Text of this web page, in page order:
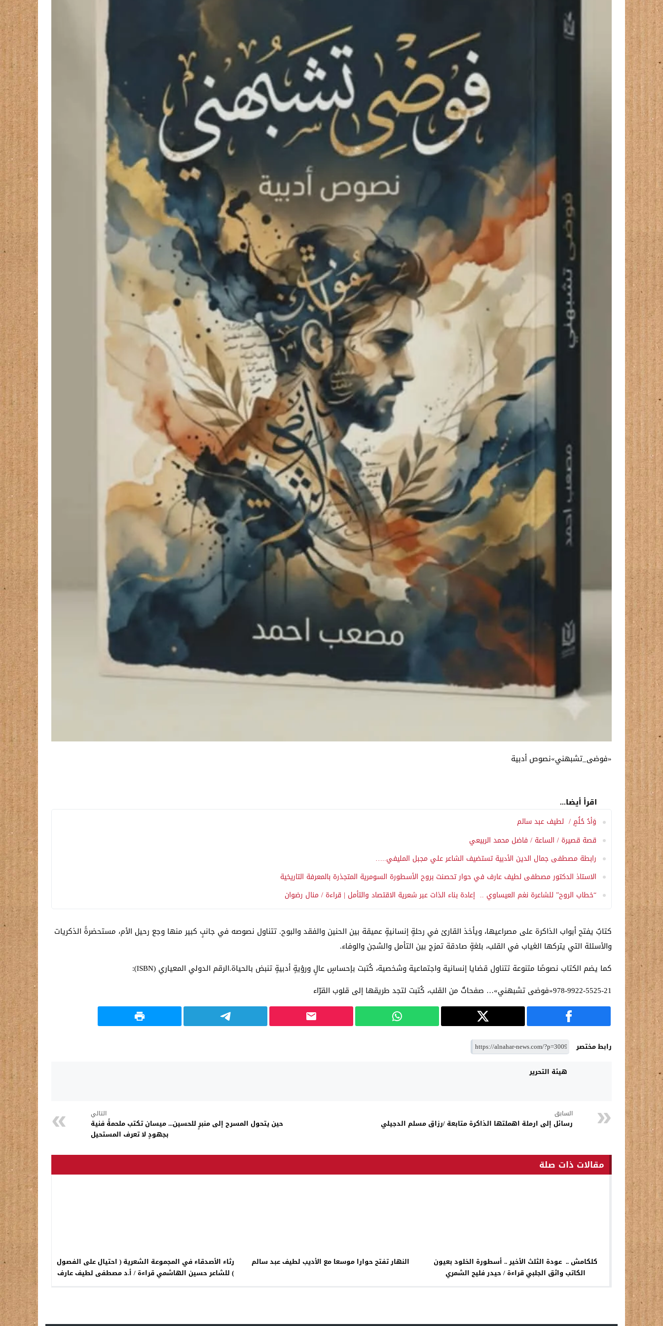
«فوضى_تشبهني»نصوص أدبية
اقرأ أيضا...
وَأدُ حُلُمٍ / لطيف عبد سالم
قصة قصيرة / الساعة / فاضل محمد الربيعي
رابطة مصطفى جمال الدين الأدبية تستضيف الشاعر علي مجبل المليفي..…
الاستاذ الدكتور مصطفى لطيف عارف في حوار تحصنت بروح الأسطورة السومرية المتجذرة بالمعرفة التاريخية
“خطاب الروح” للشاعرة نغم العيساوي .. إعادة بناء الذات عبر شعرية الاقتصاد والتأمل | قراءة / منال رضوان
كتابٌ يفتح أبواب الذاكرة على مصراعيها، ويأخذ القارئ في رحلةٍ إنسانيةٍ عميقة بين الحنين والفقد والبوح. تتناول نصوصه في جانبٍ كبير منها وجع رحيل الأم، مستحضرةً الذكريات
والأسئلة التي يتركها الغياب في القلب، بلغةٍ صادقة تمزج بين التأمل والشجن والوفاء.
كما يضم الكتاب نصوصًا متنوعة تتناول قضايا إنسانية واجتماعية وشخصية، كُتبت بإحساسٍ عالٍ ورؤيةٍ أدبيةٍ تنبض بالحياة.الرقم الدولي المعياري (ISBN):
978-9922-5525-21«فوضى تشبهني»… صفحاتٌ من القلب، كُتبت لتجد طريقها إلى قلوب القرّاء
رابط مختصر
هيئة التحرير
السابق
رسائل إلى ارملة اهملتها الذاكرة متابعة /رزاق مسلم الدجيلي
التالي
حين يتحول المسرح إلى منبرٍ للحسين... ميسان تكتب ملحمةً فنية
بجهودٍ لا تعرف المستحيل
مقالات ذات صلة
كلكامش .. عودة الثلث الأخير .. أسطورة الخلود بعيون
الكاتب واثق الجلبي قراءة / حيدر فليح الشمري
النهار تفتح حوارا موسعا مع الأديب لطيف عبد سالم
رثاء الأصدقاء في المجموعة الشعرية ( احتيال على الفصول
) للشاعر حسين الهاشمي قراءة / أ.د مصطفى لطيف عارف